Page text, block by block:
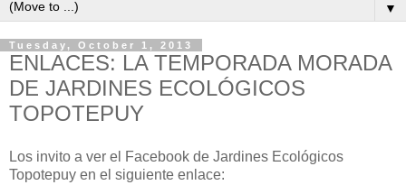
▼
Tuesday, October 1, 2013
ENLACES: LA TEMPORADA MORADA
DE JARDINES ECOLÓGICOS
TOPOTEPUY
Los invito a ver el Facebook de Jardines Ecológicos
Topotepuy en el siguiente enlace: